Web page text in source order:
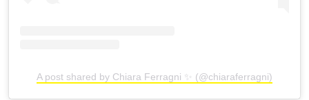
A post shared by Chiara Ferragni ✨ (@chiaraferragni)